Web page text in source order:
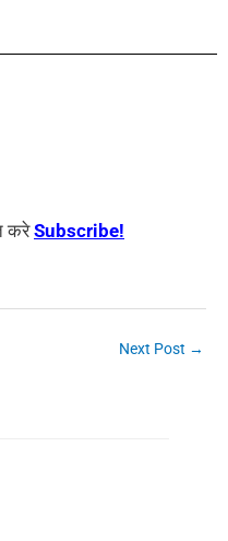
करेSubscribe!
Next Post →